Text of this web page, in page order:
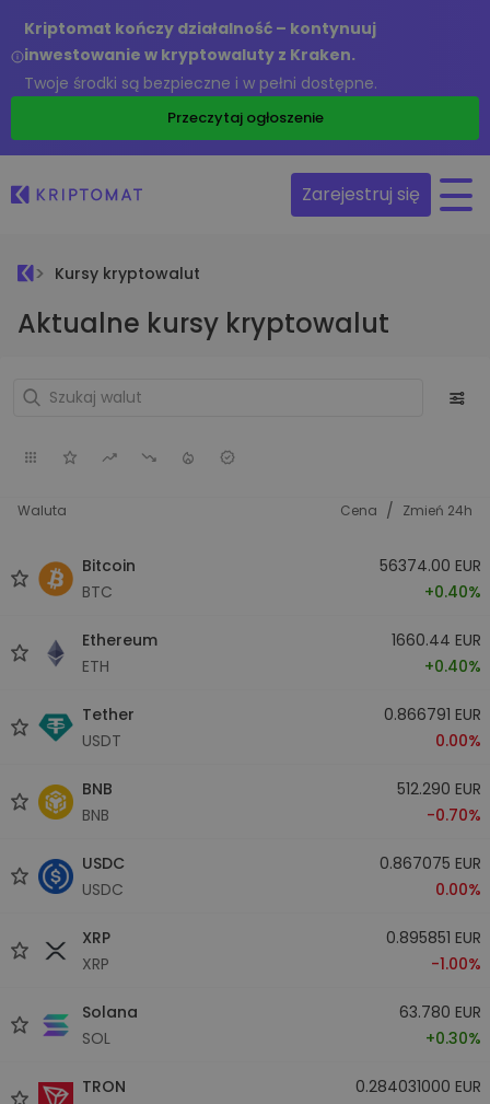
Kriptomat kończy działalność – kontynuuj
inwestowanie w kryptowaluty z Kraken.
Twoje środki są bezpieczne i w pełni dostępne.
Przeczytaj ogłoszenie
Zarejestruj się
Kursy kryptowalut
Aktualne kursy kryptowalut
Waluta Cena / Zmień 24h
Bitcoin
BTC
56374.00 EUR
+0.40%
Ethereum
ETH
1660.44 EUR
+0.40%
Tether
USDT
0.866791 EUR
0.00%
BNB
BNB
512.290 EUR
-0.70%
USDC
USDC
0.867075 EUR
0.00%
XRP
XRP
0.895851 EUR
-1.00%
Solana
SOL
63.780 EUR
+0.30%
TRON
0.284031000 EUR